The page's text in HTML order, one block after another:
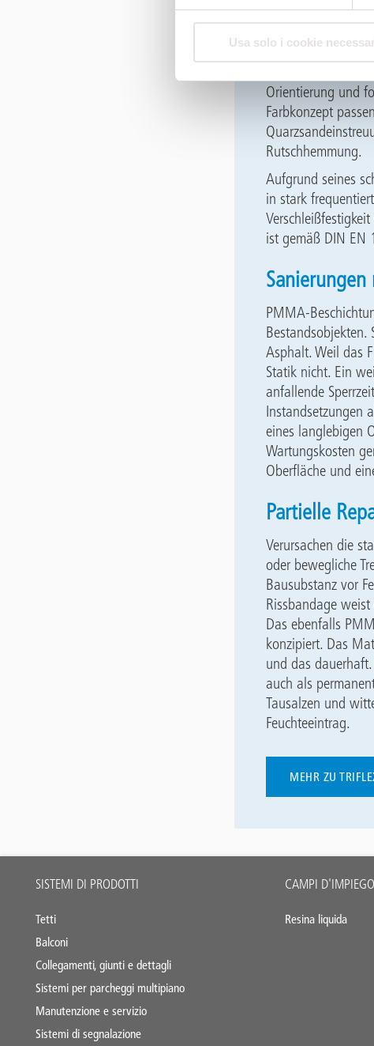
Usa solo i cookie
Sonstige
Die beiden letzten
Orientierung und
Farbkonzept
Rutschhemmung.
Aufgrund seines
in stark
ist gemäß DIN EN
Sanierungen
PMMA-
Asphalt. Weil das
Statik nicht. Ein
anfallende
Instandsetzungen
eines langlebigen
Wartungskosten
Oberfläche und
Partielle
Verursachen die
oder bewegliche
Bausubstanz vor
Rissbandage
Das ebenfalls
konzipiert. Das
und das
auch als
Tausalzen und
Feuchteeintrag.
MEHR ZU
Main
footer
SISTEMI DI PRODOTTI
Tetti
Balconi
Collegamenti, giunti e dettagli
Sistemi per parcheggi multipiano
Manutenzione e servizio
Sistemi di segnalazione
CAMPI D'IMPIEGO
Resina liquida